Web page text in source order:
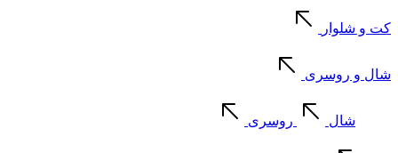
کت و شلوار
شال و روسری
شال روسری